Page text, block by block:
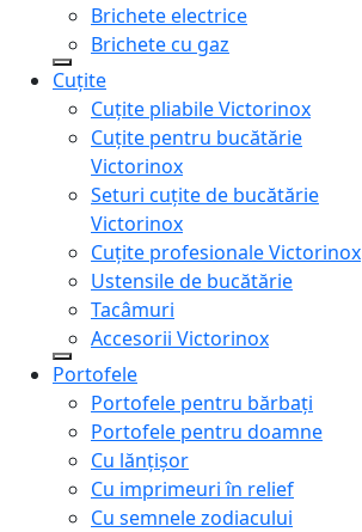
Brichete electrice
Brichete cu gaz
Cuțite
Cuțite pliabile Victorinox
Cuțite pentru bucătărie
Victorinox
Seturi cuțite de bucătărie
Victorinox
Cuțite profesionale Victorinox
Ustensile de bucătărie
Tacâmuri
Accesorii Victorinox
Portofele
Portofele pentru bărbați
Portofele pentru doamne
Cu lănțișor
Cu imprimeuri în relief
Cu semnele zodiacului